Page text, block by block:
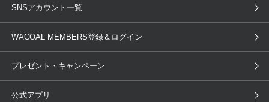
OUR WACOAL
WACOAL Remamma
Licensed Brands
3Dボディスキャン
商品回収
ニュース＆トピックス
下着の基礎知識
ブラパン ワコールスタイル
大人の工場見学inベトナム 人間科学研究開発センター見学
SNSアカウント一覧
WACOAL MEMBERS登録＆ログイン
プレゼント・キャンペーン
公式アプリ